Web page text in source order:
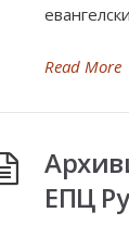
Read More
ЕПЦ